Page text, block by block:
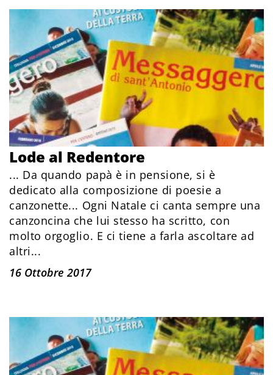
Lode al Redentore
... Da quando papà è in pensione, si è
dedicato alla composizione di poesie a
canzonette... Ogni Natale ci canta sempre una
canzoncina che lui stesso ha scritto, con
molto orgoglio. E ci tiene a farla ascoltare ad
altri...
16 Ottobre 2017